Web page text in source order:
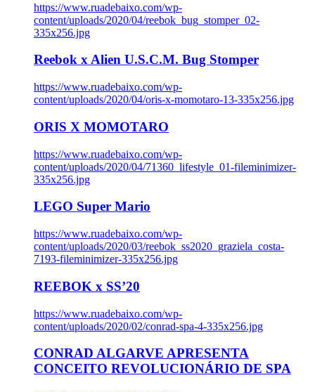
https://www.ruadebaixo.com/wp-
content/uploads/2020/04/reebok_bug_stomper_02-
335x256.jpg
Reebok x Alien U.S.C.M. Bug Stomper
https://www.ruadebaixo.com/wp-
content/uploads/2020/04/oris-x-momotaro-13-335x256.jpg
ORIS X MOMOTARO
https://www.ruadebaixo.com/wp-
content/uploads/2020/04/71360_lifestyle_01-fileminimizer-
335x256.jpg
LEGO Super Mario
https://www.ruadebaixo.com/wp-
content/uploads/2020/03/reebok_ss2020_graziela_costa-
7193-fileminimizer-335x256.jpg
REEBOK x SS’20
https://www.ruadebaixo.com/wp-
content/uploads/2020/02/conrad-spa-4-335x256.jpg
CONRAD ALGARVE APRESENTA
CONCEITO REVOLUCIONÁRIO DE SPA